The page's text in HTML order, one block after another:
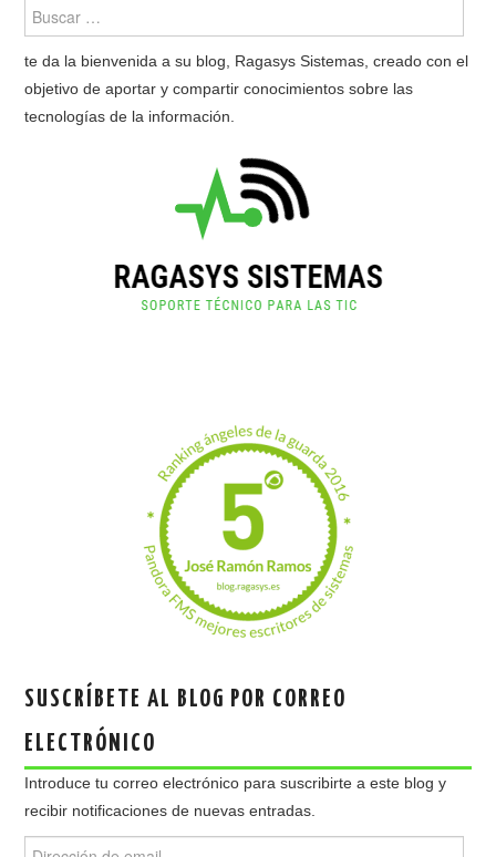
te da la bienvenida a su blog, Ragasys Sistemas, creado con el
objetivo de aportar y compartir conocimientos sobre las
tecnologías de la información.
SUSCRÍBETE AL BLOG POR CORREO
ELECTRÓNICO
Introduce tu correo electrónico para suscribirte a este blog y
recibir notificaciones de nuevas entradas.